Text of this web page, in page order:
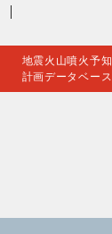
地震火山噴火予知
計画データベース